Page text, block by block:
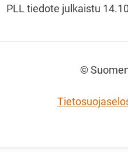
PLL tiedote julkaistu
©